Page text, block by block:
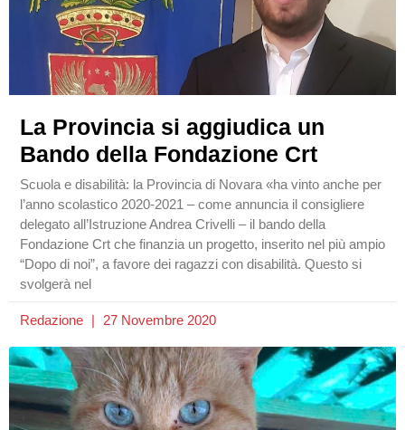
La Provincia si aggiudica un
Bando della Fondazione Crt
Scuola e disabilità: la Provincia di Novara «ha vinto anche per
l’anno scolastico 2020-2021 – come annuncia il consigliere
delegato all’Istruzione Andrea Crivelli – il bando della
Fondazione Crt che finanzia un progetto, inserito nel più ampio
“Dopo di noi”, a favore dei ragazzi con disabilità. Questo si
svolgerà nel
Redazione 27 Novembre 2020